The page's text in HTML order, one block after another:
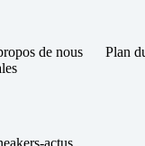
de nous
Plan